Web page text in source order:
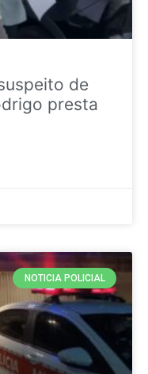
de
presta
NOTICIA POLICIAL